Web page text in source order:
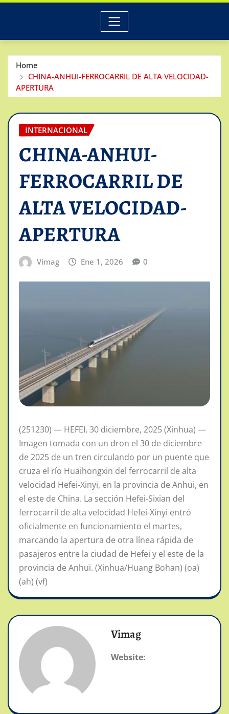
Home
CHINA-ANHUI-FERROCARRIL DE ALTA VELOCIDAD-
APERTURA
INTERNACIONAL
CHINA-ANHUI-
FERROCARRIL DE
ALTA VELOCIDAD-
APERTURA
Vimag Ene 1, 2026 0
(251230) — HEFEI, 30 diciembre, 2025 (Xinhua) —
Imagen tomada con un dron el 30 de diciembre
de 2025 de un tren circulando por un puente que
cruza el río Huaihongxin del ferrocarril de alta
velocidad Hefei-Xinyi, en la provincia de Anhui, en
el este de China. La sección Hefei-Sixian del
ferrocarril de alta velocidad Hefei-Xinyi entró
oficialmente en funcionamiento el martes,
marcando la apertura de otra línea rápida de
pasajeros entre la ciudad de Hefei y el este de la
provincia de Anhui. (Xinhua/Huang Bohan) (oa)
(ah) (vf)
Vimag
Website: